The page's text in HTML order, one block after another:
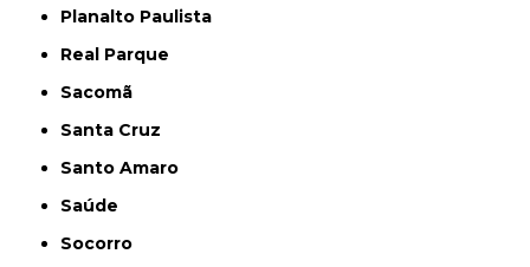
Planalto Paulista
Real Parque
Sacomã
Santa Cruz
Santo Amaro
Saúde
Socorro